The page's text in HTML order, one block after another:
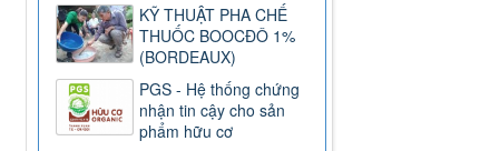
KỸ THUẬT PHA CHẾ
THUỐC BOOCĐÔ 1%
(BORDEAUX)
PGS - Hệ thống chứng
nhận tin cậy cho sản
phẩm hữu cơ